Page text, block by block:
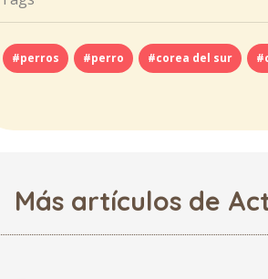
#perros #perro #corea del sur
Más artículos de